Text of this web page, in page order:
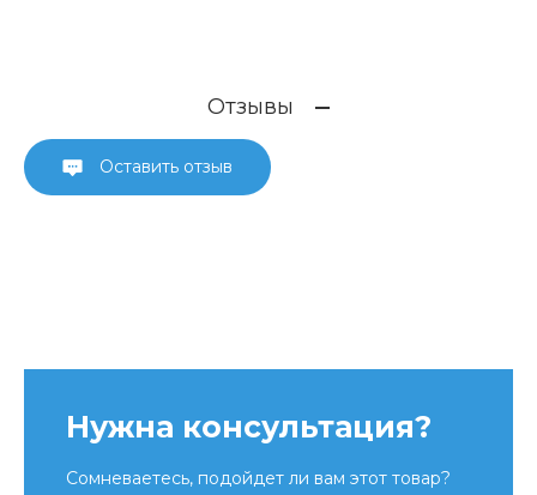
Отзывы
Оставить отзыв
Нужна консультация?
Сомневаетесь, подойдет ли вам этот товар?